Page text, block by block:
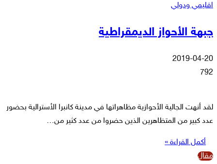
اقليمي ودولي
جبهة الأحواز الديمقراطية
2019-04-20
792
لقد أنهت الجالية الأحوازية مظاهراتها في مدينة كانبرا الأسترالية بحضور
عدد كبير من المتظاهرين الذين حضروا من عدد كثير من…
أكمل القراءة »
مقال